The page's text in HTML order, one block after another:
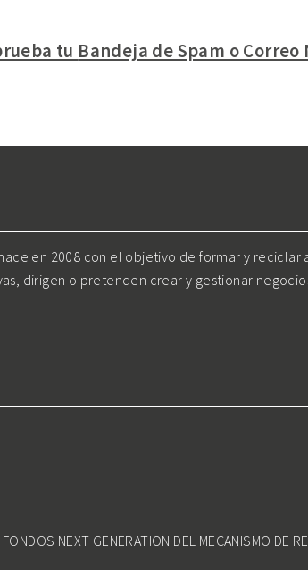
tu Bandeja de Spam o Correo
en 2008 con el objetivo de formar y reciclar
dirigen o pretenden crear y gestionar
NEXT GENERATION DEL MECANISMO DE